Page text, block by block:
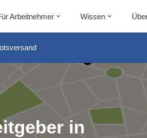
Arbeitnehmer Wissen
in